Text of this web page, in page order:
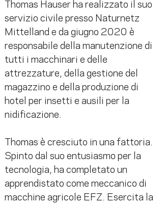
Thomas Hauser ha realizzato il suo
servizio civile presso Naturnetz
Mittelland e da giugno 2020 è
responsabile della manutenzione di
tutti i macchinari e delle
attrezzature, della gestione del
magazzino e della produzione di
hotel per insetti e ausili per la
nidificazione.
Thomas è cresciuto in una fattoria.
Spinto dal suo entusiasmo per la
tecnologia, ha completato un
apprendistato come meccanico di
macchine agricole EFZ. Esercita la